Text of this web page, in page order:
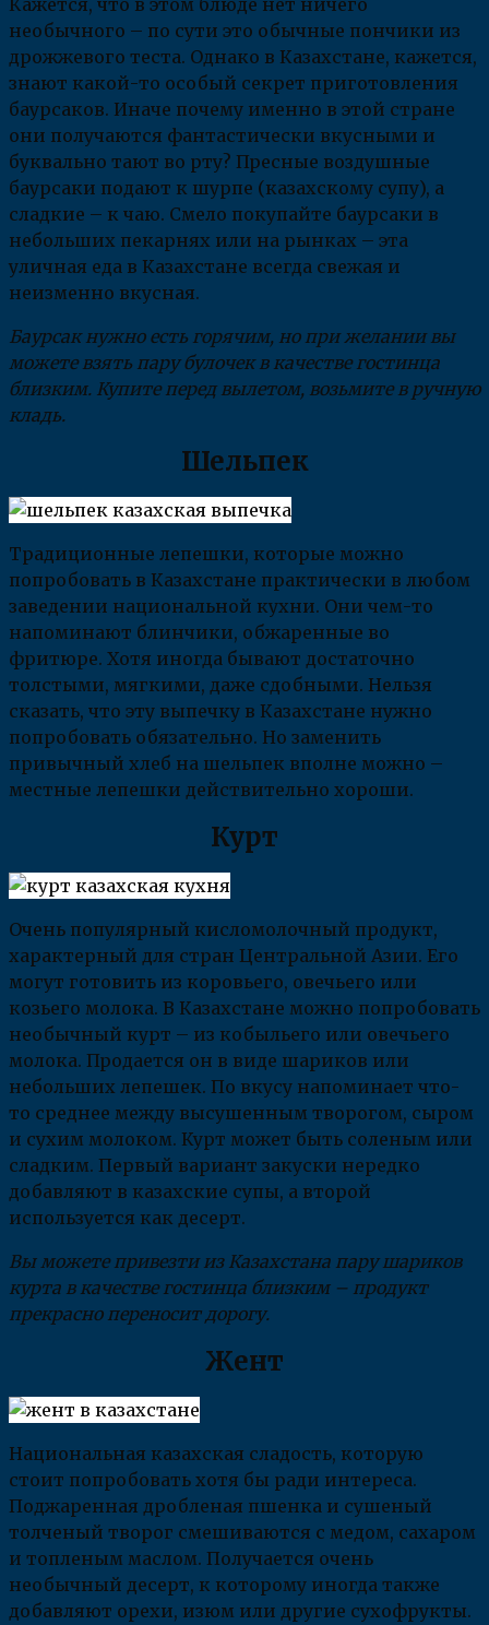
необычного – по сути это обычные пончики из
дрожжевого теста. Однако в Казахстане, кажется,
знают какой-то особый секрет приготовления
баурсаков. Иначе почему именно в этой стране
они получаются фантастически вкусными и
буквально тают во рту? Пресные воздушные
баурсаки подают к шурпе (казахскому супу), а
сладкие – к чаю. Смело покупайте баурсаки в
небольших пекарнях или на рынках – эта
уличная еда в Казахстане всегда свежая и
неизменно вкусная.
Баурсак нужно есть горячим, но при желании вы
можете взять пару булочек в качестве гостинца
близким. Купите перед вылетом, возьмите в ручную
кладь.
Шельпек
Традиционные лепешки, которые можно
попробовать в Казахстане практически в любом
заведении национальной кухни. Они чем-то
напоминают блинчики, обжаренные во
фритюре. Хотя иногда бывают достаточно
толстыми, мягкими, даже сдобными. Нельзя
сказать, что эту выпечку в Казахстане нужно
попробовать обязательно. Но заменить
привычный хлеб на шельпек вполне можно –
местные лепешки действительно хороши.
Курт
Очень популярный кисломолочный продукт,
характерный для стран Центральной Азии. Его
могут готовить из коровьего, овечьего или
козьего молока. В Казахстане можно попробовать
необычный курт – из кобыльего или овечьего
молока. Продается он в виде шариков или
небольших лепешек. По вкусу напоминает что-
то среднее между высушенным творогом, сыром
и сухим молоком. Курт может быть соленым или
сладким. Первый вариант закуски нередко
добавляют в казахские супы, а второй
используется как десерт.
Вы можете привезти из Казахстана пару шариков
курта в качестве гостинца близким – продукт
прекрасно переносит дорогу.
Жент
Национальная казахская сладость, которую
стоит попробовать хотя бы ради интереса.
Поджаренная дробленая пшенка и сушеный
толченый творог смешиваются с медом, сахаром
и топленым маслом. Получается очень
необычный десерт, к которому иногда также
добавляют орехи, изюм или другие сухофрукты.